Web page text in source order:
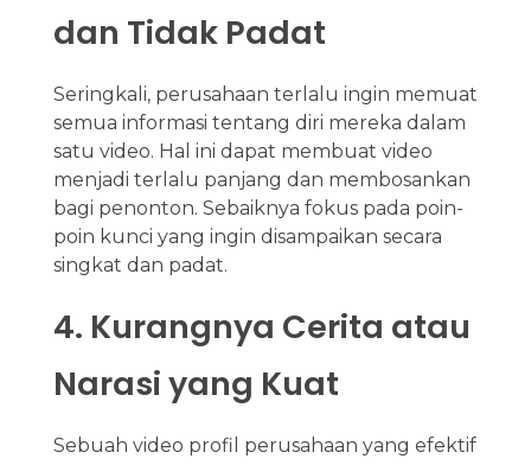
dan Tidak Padat
Seringkali, perusahaan terlalu ingin memuat
semua informasi tentang diri mereka dalam
satu video. Hal ini dapat membuat video
menjadi terlalu panjang dan membosankan
bagi penonton. Sebaiknya fokus pada poin-
poin kunci yang ingin disampaikan secara
singkat dan padat.
4. Kurangnya Cerita atau
Narasi yang Kuat
Sebuah video profil perusahaan yang efektif